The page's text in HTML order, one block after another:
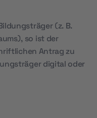
(z. B.
so ist der
Antrag zu
digital oder